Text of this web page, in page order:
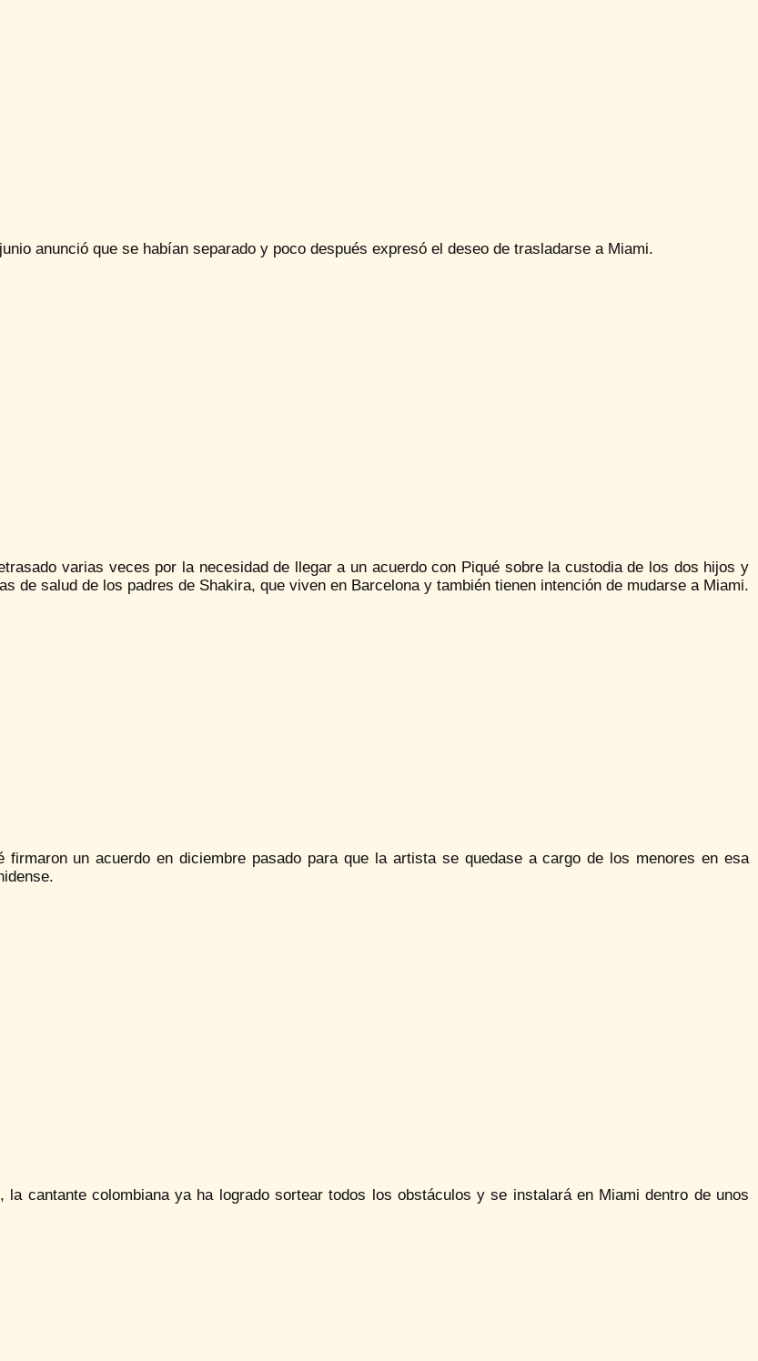
anunció que se habían separado y poco después expresó el deseo de trasladarse a Miami.
varias veces por la necesidad de llegar a un acuerdo con Piqué sobre la custodia de los dos hijos y
de salud de los padres de Shakira, que viven en Barcelona y también tienen intención de mudarse a Miami.
firmaron un acuerdo en diciembre pasado para que la artista se quedase a cargo de los menores en esa
la cantante colombiana ya ha logrado sortear todos los obstáculos y se instalará en Miami dentro de unos